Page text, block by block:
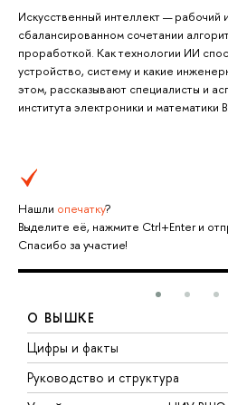
Искусственный интеллект — рабочий
сбалансированном сочетании
проработкой. Как технологии ИИ
устройство, систему и какие
этом, рассказывают специалисты и
института электроники и математики
Нашли опечатку?
Выделите её, нажмите Ctrl+Enter и
Спасибо за участие!
О ВЫШКЕ
Цифры и факты
Руководство и структура